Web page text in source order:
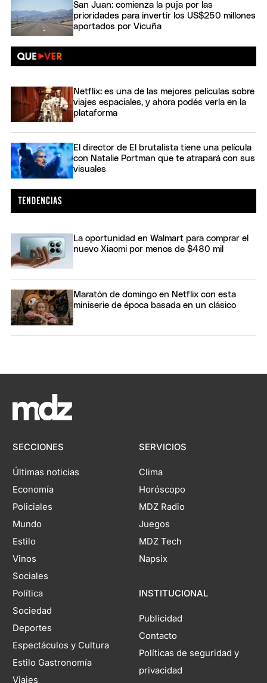
San Juan: comienza la puja por las
prioridades para invertir los US$250 millones
aportados por Vicuña
Netflix: es una de las mejores películas sobre
viajes espaciales, y ahora podés verla en la
plataforma
El director de El brutalista tiene una película
con Natalie Portman que te atrapará con sus
visuales
La oportunidad en Walmart para comprar el
nuevo Xiaomi por menos de $480 mil
Maratón de domingo en Netflix con esta
miniserie de época basada en un clásico
SECCIONES
Últimas noticias
Economía
Policiales
Mundo
Estilo
Vinos
Sociales
Política
Sociedad
Deportes
Espectáculos y Cultura
Estilo Gastronomía
Viajes
SERVICIOS
Clima
Horóscopo
MDZ Radio
Juegos
MDZ Tech
Napsix
INSTITUCIONAL
Publicidad
Contacto
Políticas de seguridad y
privacidad